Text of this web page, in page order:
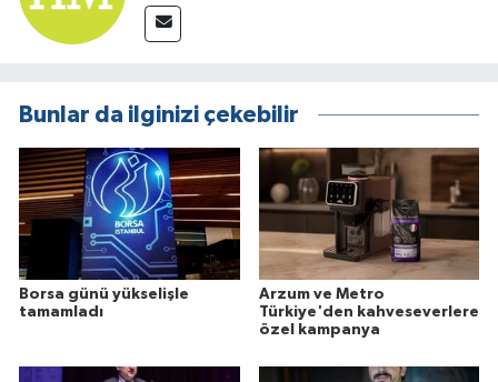
Bunlar da ilginizi çekebilir
Borsa günü yükselişle
tamamladı
Arzum ve Metro
Türkiye'den kahveseverlere
özel kampanya